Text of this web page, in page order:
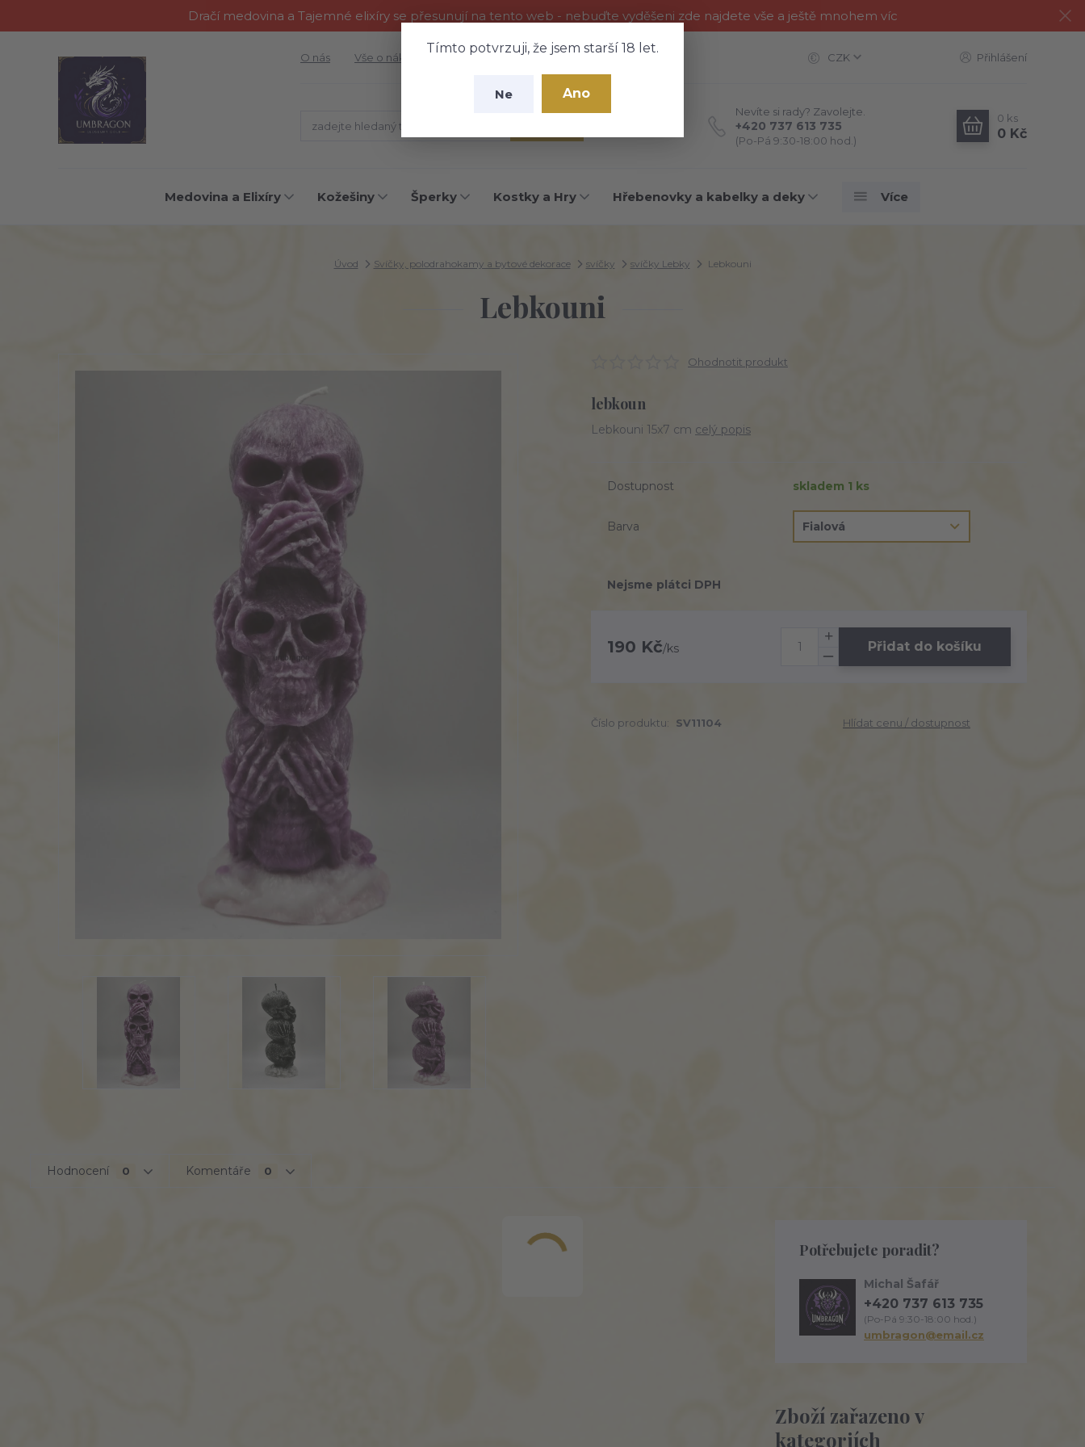
Dračí medovina a Tajemné elixíry se přesunují na tento web - nebuďte vyděšeni zde najdete vše a ještě mnohem víc
Tímto potvrzuji, že jsem starší 18 let.
Ne Ano
O nás Vše o nákupu Fotogalerie Kontakty CZK Přihlášení
Nevíte si rady? Zavolejte.
+420 737 613 735
(Po-Pá 9:30-18:00 hod.)
0 ks
0 Kč
Medovina a Elixíry Kožešiny Šperky Kostky a Hry Hřebenovky a kabelky a deky Více
Úvod Svíčky, polodrahokamy a bytové dekorace svíčky svíčky Lebky Lebkouni
Lebkouni
Ohodnotit produkt
lebkoun
Lebkouni 15x7 cm celý popis
Dostupnost skladem 1 ks
Barva
Nejsme plátci DPH
190 Kč/ks Přidat do košíku
Číslo produktu: SV11104 Hlídat cenu / dostupnost
Hodnocení 0 Komentáře 0
Zboží zařazeno v
kategoriích
Potřebujete poradit?
Michal Šafář
+420 737 613 735
(Po-Pá 9:30-18:00 hod.)
umbragon@email.cz